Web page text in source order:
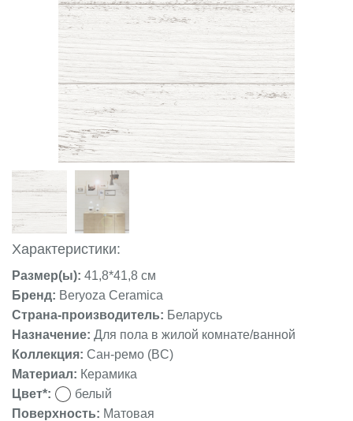
Характеристики:
Размер(ы): 41,8*41,8 см
Бренд: Beryoza Ceramica
Страна-производитель: Беларусь
Назначение: Для пола в жилой комнате/ванной
Коллекция: Сан-ремо (BC)
Материал: Керамика
Цвет*:
белый
Поверхность: Матовая